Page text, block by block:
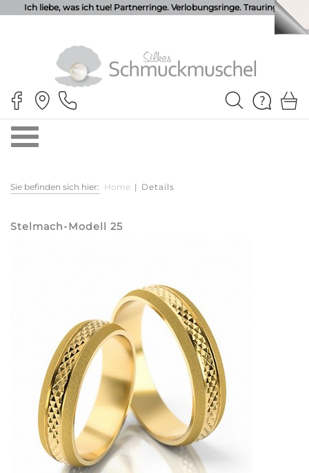
Ich liebe, was ich tue! Partnerringe. Verlobungsringe. Trauringe.
Sie befinden sich hier: Home | Details
Stelmach-Modell 25